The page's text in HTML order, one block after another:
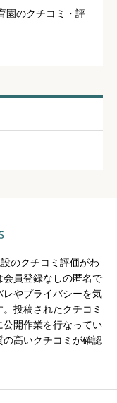
必須

必須

園のクチコミ・評
のクチコミ評価がわ
員登録なしの匿名で
やプライバシーを気
投稿されたクチコミ
開作業を行なってい
高いクチコミが確認